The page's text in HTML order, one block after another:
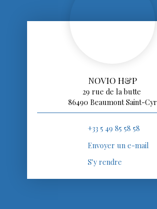
NOVIO H&P
29 rue de la butte
86490 Beaumont Saint-Cyr
+33 5 49 85 58 58
Envoyer un e-mail
S'y rendre